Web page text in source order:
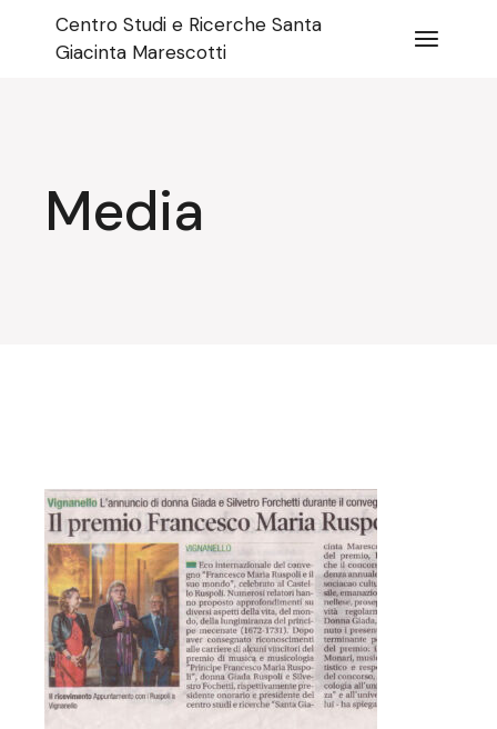
Centro Studi e Ricerche Santa
Giacinta Marescotti
Media